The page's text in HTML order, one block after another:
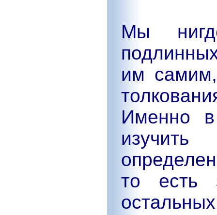
Мы
им самим,
Именно
то есть